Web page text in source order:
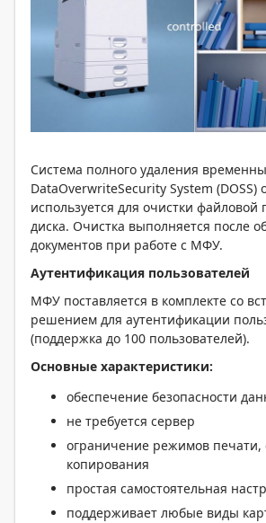
Система полного удаления
DataOverwriteSecurity System (DOSS)
используется для очистки файловой
диска. Очистка выполняется после
документов при работе с МФУ.
Аутентификация пользователей
МФУ поставляется в комплекте со
решением для аутентификации
(поддержка до 100 пользователей).
Основные характеристики:
обеспечение безопасности
не требуется сервер
ограничение режимов печати,
копирования
простая самостоятельная
поддерживает любые виды